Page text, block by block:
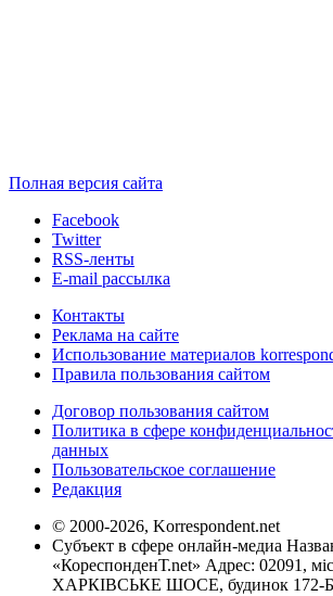
Полная версия сайта
Facebook
Twitter
RSS-ленты
E-mail рассылка
Контакты
Реклама на сайте
Использование материалов
Правила пользования сайтом
Договор пользования сайтом
Политика в сфере
данных
Пользовательское соглашение
Редакция
© 2000-2026, Korrespondent.net
Субъект в сфере онлайн-медиа
«КореспонденТ.net» Адрес: 02091,
ХАРКІВСЬКЕ ШОСЕ, будинок 172-Б,